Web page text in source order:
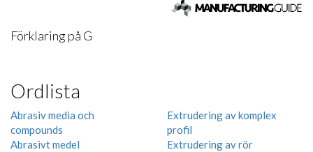
Förklaring på G
Ordlista
Abrasiv media och
compounds
Abrasivt medel
Extrudering av komplex
profil
Extrudering av rör